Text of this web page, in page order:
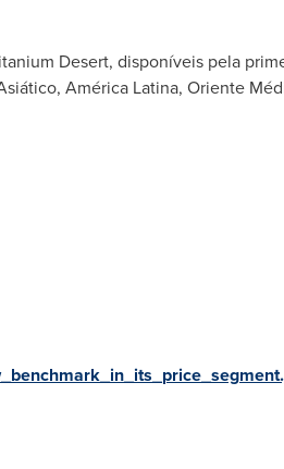
Desert, disponíveis pela
América Latina, Oriente